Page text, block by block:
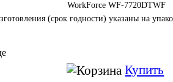
WorkForce WF-7720DTWF
(срок годности) указаны на
Купить